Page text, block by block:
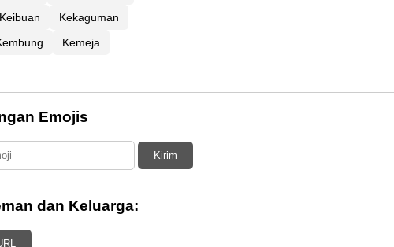
Keibuan
Kekaguman
Kemeja
Emojis
Kirim
dan Keluarga: